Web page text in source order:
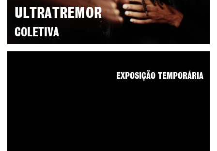
ULTRATREMOR
COLETIVA
EXPOSIÇÃO TEMPORÁRIA